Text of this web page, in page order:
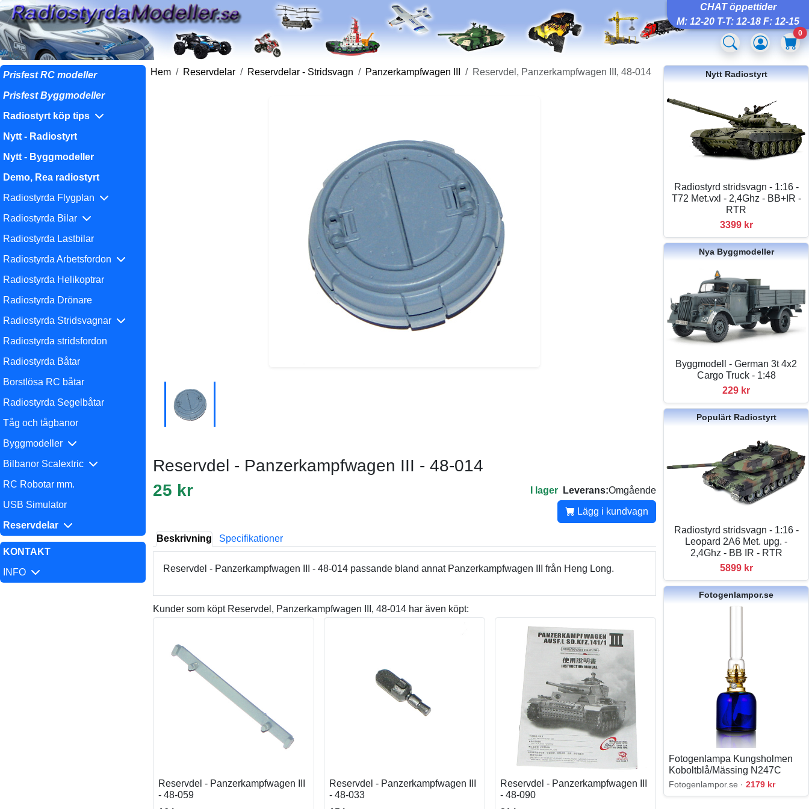
CHAT öppettider
M: 12-20 T-T: 12-18 F: 12-15
0
Prisfest RC modeller
Prisfest Byggmodeller
Radiostyrt köp tips
Nytt - Radiostyrt
Nytt - Byggmodeller
Demo, Rea radiostyrt
Radiostyrda Flygplan
Radiostyrda Bilar
Radiostyrda Lastbilar
Radiostyrda Arbetsfordon
Radiostyrda Helikoptrar
Radiostyrda Drönare
Radiostyrda Stridsvagnar
Radiostyrda stridsfordon
Radiostyrda Båtar
Borstlösa RC båtar
Radiostyrda Segelbåtar
Tåg och tågbanor
Byggmodeller
Bilbanor Scalextric
RC Robotar mm.
USB Simulator
Reservdelar
KONTAKT
INFO
Hem Reservdelar Reservdelar - Stridsvagn Panzerkampfwagen III Reservdel, Panzerkampfwagen III, 48-014
Reservdel - Panzerkampfwagen III - 48-014
25 kr
I lager Leverans:Omgående
Lägg i kundvagn
Beskrivning Specifikationer
Reservdel - Panzerkampfwagen III - 48-014 passande bland annat Panzerkampfwagen III från Heng Long.
Kunder som köpt Reservdel, Panzerkampfwagen III, 48-014 har även köpt:
Reservdel - Panzerkampfwagen III
- 48-059
Reservdel - Panzerkampfwagen III
- 48-033
Reservdel - Panzerkampfwagen III
- 48-090
Nytt Radiostyrt
Radiostyrd stridsvagn - 1:16 -
T72 Met.vxl - 2,4Ghz - BB+IR -
RTR
3399 kr
Nya Byggmodeller
Byggmodell - German 3t 4x2
Cargo Truck - 1:48
229 kr
Populärt Radiostyrt
Radiostyrd stridsvagn - 1:16 -
Leopard 2A6 Met. upg. -
2,4Ghz - BB IR - RTR
5899 kr
Fotogenlampor.se
Fotogenlampa Kungsholmen
Koboltblå/Mässing N247C
Fotogenlampor.se ·2179 kr